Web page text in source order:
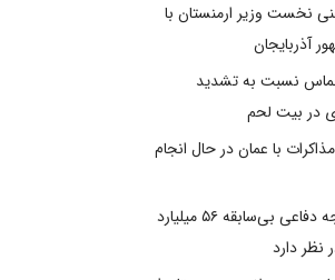
نخست وزیر ارمنستان با
آذربایجان
نسبت به تشدید
در بیت‌ لحم
با عمان در حال انجام
ژاپن بودجه دفاعی بی‌سابقه ۵۶ میلیارد
نظر دارد